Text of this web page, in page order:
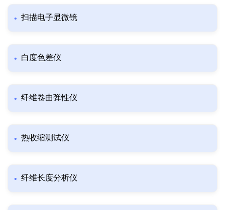
扫描电子显微镜
白度色差仪
纤维卷曲弹性仪
热收缩测试仪
纤维长度分析仪